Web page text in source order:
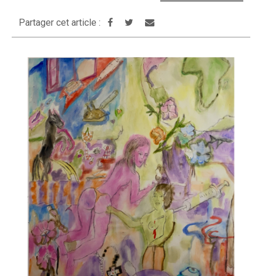
Partager cet article :